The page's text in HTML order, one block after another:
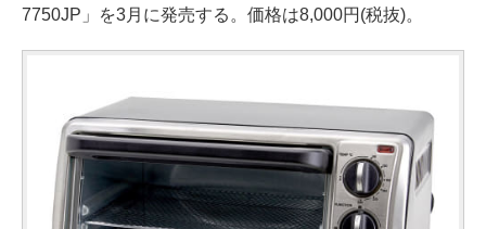
7750JP」を3月に発売する。価格は8,000円(税抜)。